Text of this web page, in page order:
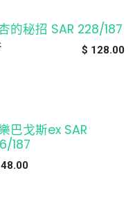
的秘招 SAR 228/187
$ 128.00
巴戈斯ex SAR
187